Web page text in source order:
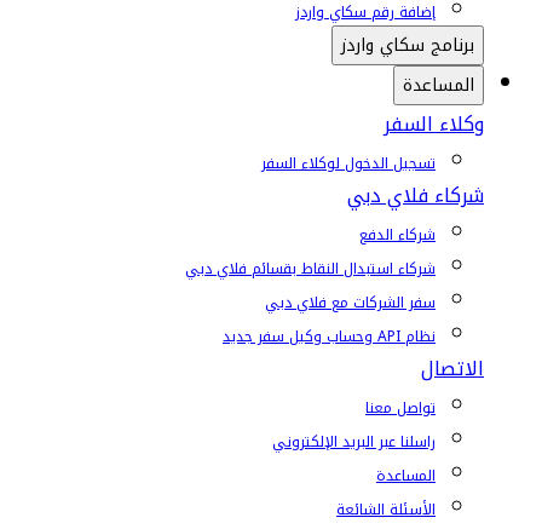
إضافة رقم سكاي واردز
برنامج سكاي واردز
المساعدة
وكلاء السفر
تسجيل الدخول لوكلاء السفر
شركاء فلاي دبي
شركاء الدفع
شركاء استبدال النقاط بقسائم فلاي دبي
سفر الشركات مع فلاي دبي
نظام API وحساب وكيل سفر جديد
الاتصال
تواصل معنا
راسلنا عبر البريد الإلكتروني
المساعدة
الأسئلة الشائعة